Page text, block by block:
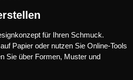
für Ihren Schmuck.
Papier oder nutzen Sie Online-Tools
Sie über Formen, Muster und